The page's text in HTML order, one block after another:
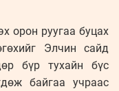
орон руугаа буцах
Элчин сайд
бүр тухайн бүс
байгаа учраас